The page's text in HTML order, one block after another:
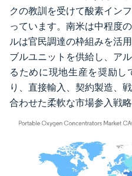
クの教訓を受けて酸素イン
っています。南米は中程度
ルは官民調達の枠組みを活
ブルユニットを供給し、ア
るために現地生産を奨励し
り、直接輸入、契約製造、
合わせた柔軟な市場参入戦